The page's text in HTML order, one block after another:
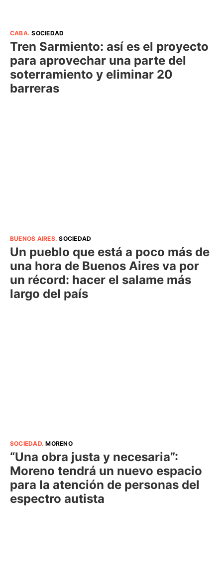
CABA.SOCIEDAD
Tren Sarmiento: así es el proyecto
para aprovechar una parte del
soterramiento y eliminar 20
barreras
BUENOS AIRES.SOCIEDAD
Un pueblo que está a poco más de
una hora de Buenos Aires va por
un récord: hacer el salame más
largo del país
SOCIEDAD.MORENO
“Una obra justa y necesaria”:
Moreno tendrá un nuevo espacio
para la atención de personas del
espectro autista